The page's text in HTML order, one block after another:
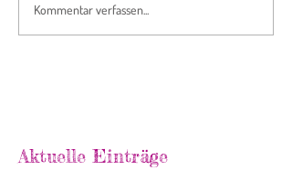
Kommentar verfassen...
Aktuelle Einträge